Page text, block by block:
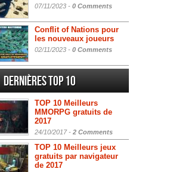
07/11/2023 - 0 Comments
Conflit of Nations pour
les nouveaux joueurs
02/11/2023 - 0 Comments
Dernières Top 10
TOP 10 Meilleurs
MMORPG gratuits de
2017
24/10/2017 - 2 Comments
TOP 10 Meilleurs jeux
gratuits par navigateur
de 2017